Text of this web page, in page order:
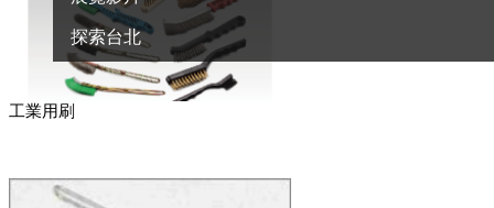
探索台北
工業用刷